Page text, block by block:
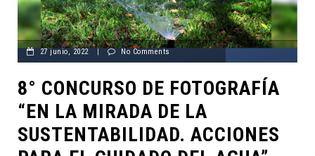
27 junio, 2022 | No Comments
8° CONCURSO DE FOTOGRAFÍA
“EN LA MIRADA DE LA
SUSTENTABILIDAD. ACCIONES